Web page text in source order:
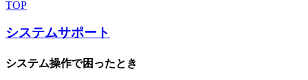
TOP
システムサポート
システム操作で困ったとき